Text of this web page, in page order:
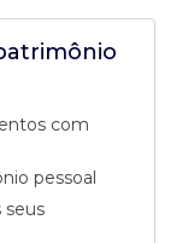
com
pessoal
seus